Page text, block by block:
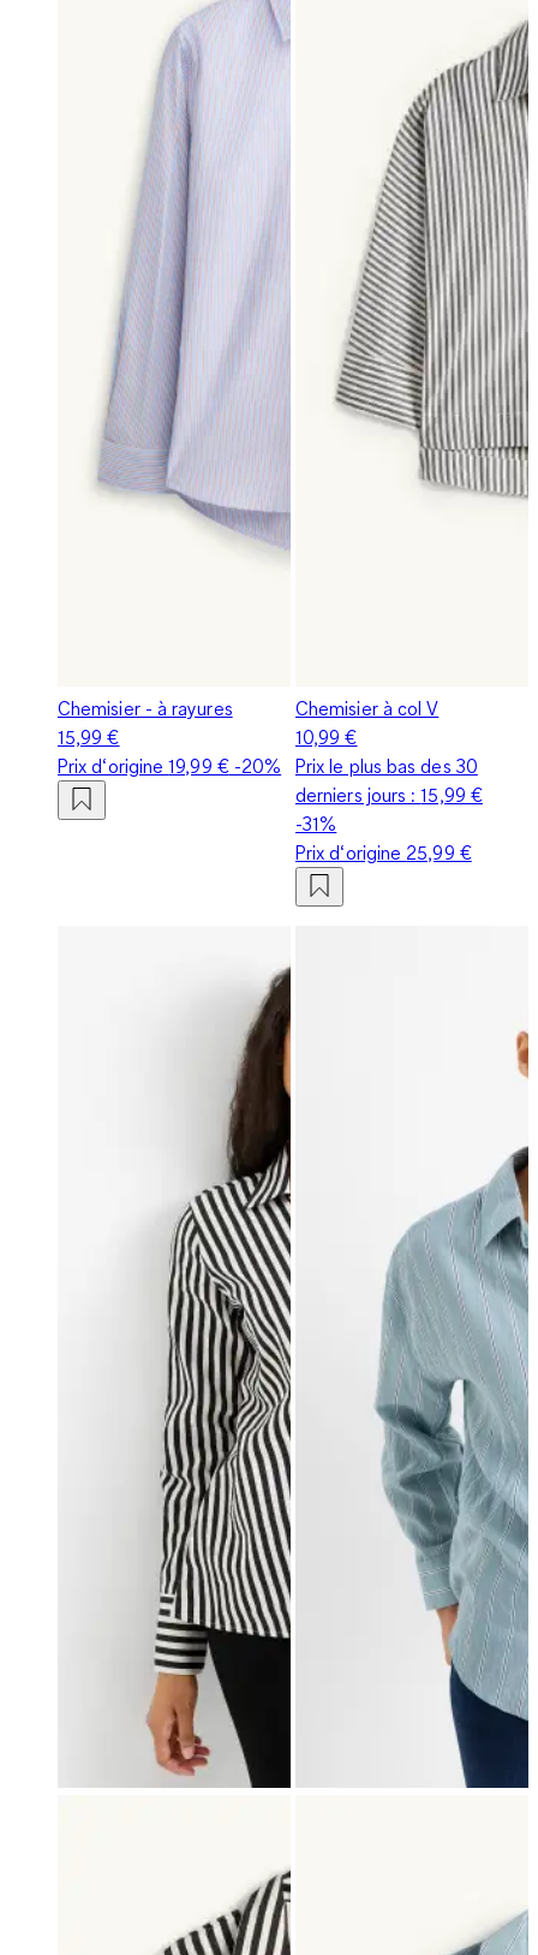
Chemisier - à rayures
15,99 €
Prix d‘origine19,99 €-20%
Chemisier à col V
10,99 €
Prix le plus bas des 30
derniers jours :15,99 €
-31%
Prix d‘origine 25,99 €